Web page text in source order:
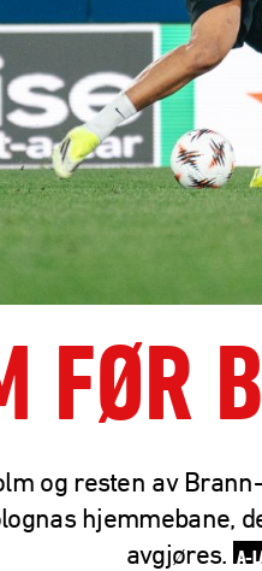
FØR
og resten av
hjemmebane,
avgjøres. A-